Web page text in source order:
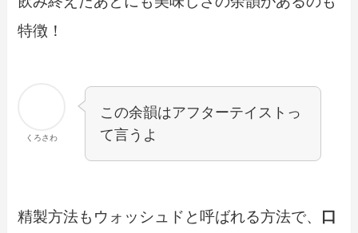
特徴！
くろさわ
この余韻はアフターテイストっ
て言うよ
精製方法もウォッシュドと呼ばれる方法で、
口